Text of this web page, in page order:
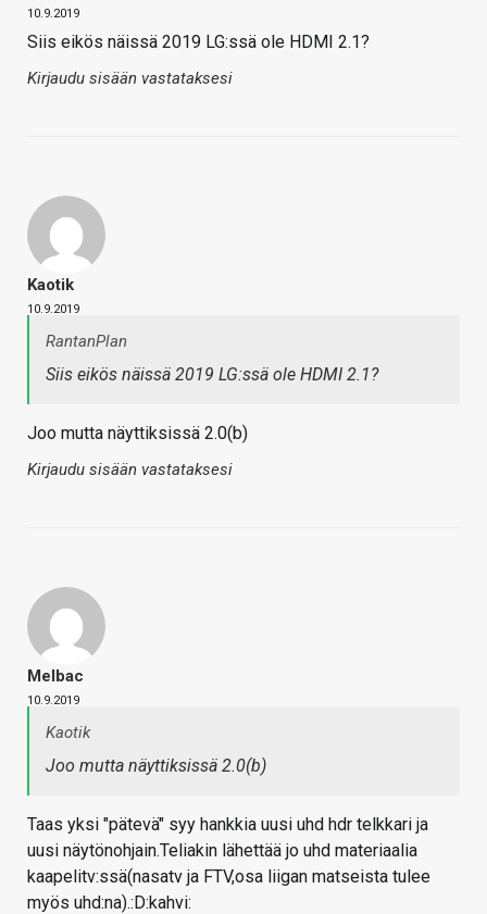
10.9.2019
Siis eikös näissä 2019 LG:ssä ole HDMI 2.1?
Kirjaudu sisään vastataksesi
Kaotik
10.9.2019
RantanPlan
Siis eikös näissä 2019 LG:ssä ole HDMI 2.1?
Joo mutta näyttiksissä 2.0(b)
Kirjaudu sisään vastataksesi
Melbac
10.9.2019
Kaotik
Joo mutta näyttiksissä 2.0(b)
Taas yksi "pätevä" syy hankkia uusi uhd hdr telkkari ja
uusi näytönohjain.Teliakin lähettää jo uhd materiaalia
kaapelitv:ssä(nasatv ja FTV,osa liigan matseista tulee
myös uhd:na).:D:kahvi: